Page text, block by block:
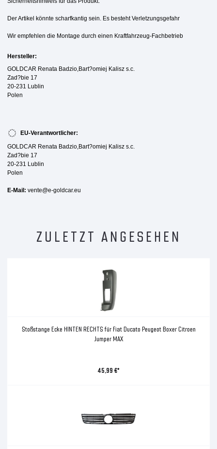
Der Artikel könnte scharfkantig sein. Es besteht Verletzungsgefahr
Wir empfehlen die Montage durch einen Kraftfahrzeug-Fachbetrieb
Hersteller:
GOLDCAR Renata Badzio,Bart?omiej Kalisz s.c.
Zad?bie 17
20-231 Lublin
Polen
EU-Verantwortlicher:
GOLDCAR Renata Badzio,Bart?omiej Kalisz s.c.
Zad?bie 17
20-231 Lublin
Polen
E-Mail: vente@e-goldcar.eu
ZULETZT ANGESEHEN
Stoßstange Ecke HINTEN RECHTS für Fiat Ducato Peugeot Boxer Citroen
Jumper MAX
45,99 €*